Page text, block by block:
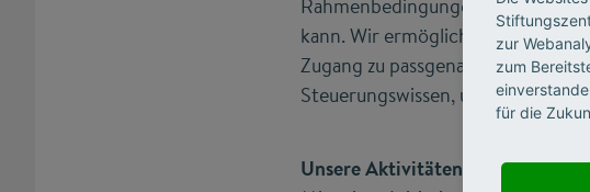
Rahmenbedingungen zu
kann. Wir ermöglichen die
Zugang zu passgenauen
Steuerungswissen, um
Unsere Aktivitäten
zur
zum
für die